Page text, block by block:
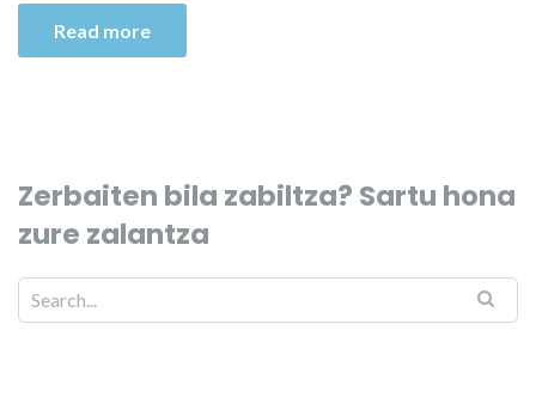
Read more
Zerbaiten bila zabiltza? Sartu hona
zure zalantza